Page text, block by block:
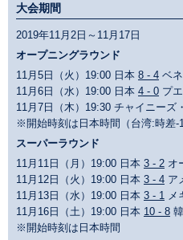
大会期間
2019年11月2日～11月17日
オープニングラウンド
11月5日（火）19:00 日本 8 - 4 ベ
11月6日（水）19:00 日本 4 - 0 プ
11月7日（木）19:30 チャイニーズ
※開始時刻は日本時間（台湾:時差-1
スーパーラウンド
11月11日（月）19:00 日本 3 - 2 オ
11月12日（火）19:00 日本 3 - 4 ア
11月13日（水）19:00 日本 3 - 1 メ
11月16日（土）19:00 日本 10 - 8
※開始時刻は日本時間